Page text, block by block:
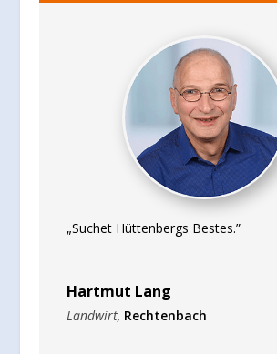
„Suchet Hüttenbergs Bestes.”
Hartmut Lang
Landwirt, Rechtenbach